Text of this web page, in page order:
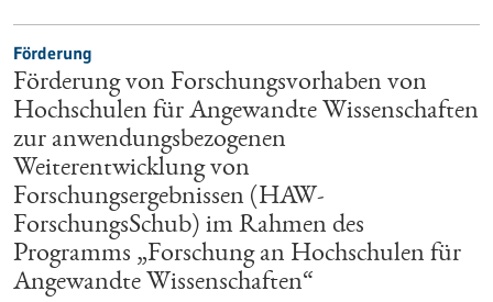
Förderung
Förderung von Forschungsvorhaben von
Hochschulen für Angewandte Wissenschaften
zur anwendungsbezogenen
Weiterentwicklung von
Forschungsergebnissen (HAW-
ForschungsSchub) im Rahmen des
Programms „Forschung an Hochschulen für
Angewandte Wissenschaften“